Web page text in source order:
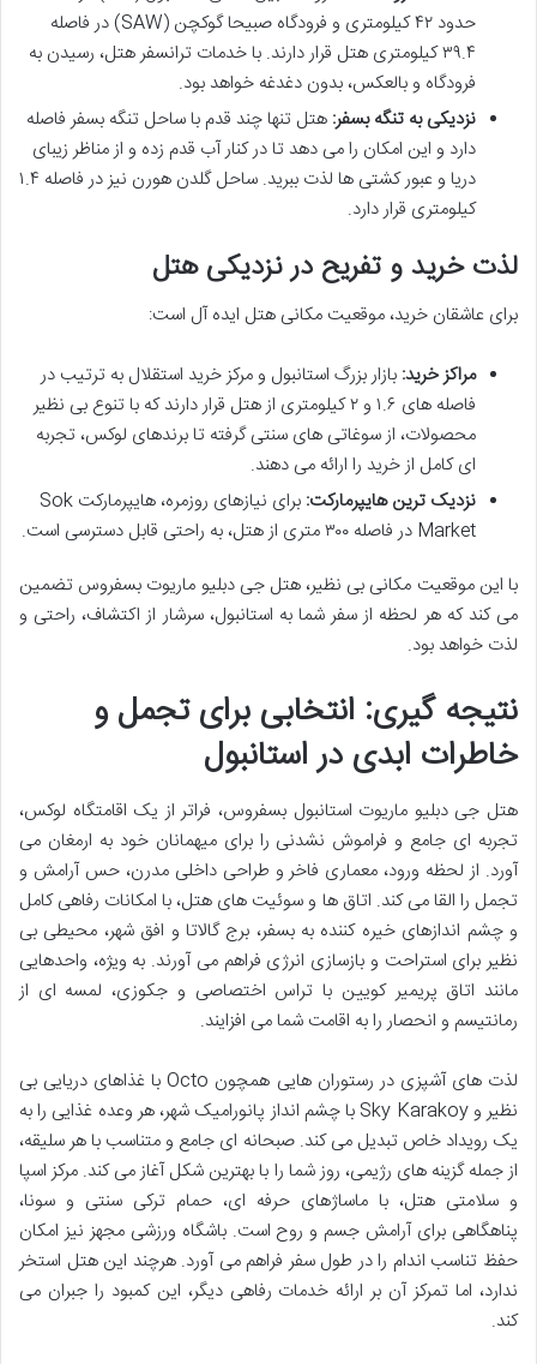
حدود ۴۲ کیلومتری و فرودگاه صبیحا گوکچن (SAW) در فاصله
۳۹.۴ کیلومتری هتل قرار دارند. با خدمات ترانسفر هتل، رسیدن به
فرودگاه و بالعکس، بدون دغدغه خواهد بود.
نزدیکی به تنگه بسفر: هتل تنها چند قدم با ساحل تنگه بسفر فاصله
دارد و این امکان را می دهد تا در کنار آب قدم زده و از مناظر زیبای
دریا و عبور کشتی ها لذت ببرید. ساحل گلدن هورن نیز در فاصله ۱.۴
کیلومتری قرار دارد.
لذت خرید و تفریح در نزدیکی هتل
برای عاشقان خرید، موقعیت مکانی هتل ایده آل است:
مراکز خرید: بازار بزرگ استانبول و مرکز خرید استقلال به ترتیب در
فاصله های ۱.۶ و ۲ کیلومتری از هتل قرار دارند که با تنوع بی نظیر
محصولات، از سوغاتی های سنتی گرفته تا برندهای لوکس، تجربه
ای کامل از خرید را ارائه می دهند.
نزدیک ترین هایپرمارکت:
برای نیازهای روزمره، هایپرمارکت Sok
Market در فاصله ۳۰۰ متری از هتل، به راحتی قابل دسترسی است.
با این موقعیت مکانی بی نظیر، هتل جی دبلیو ماریوت بسفروس تضمین
می کند که هر لحظه از سفر شما به استانبول، سرشار از اکتشاف، راحتی و
لذت خواهد بود.
نتیجه گیری: انتخابی برای تجمل و
خاطرات ابدی در استانبول
هتل جی دبلیو ماریوت استانبول بسفروس، فراتر از یک اقامتگاه لوکس،
تجربه ای جامع و فراموش نشدنی را برای میهمانان خود به ارمغان می
آورد. از لحظه ورود، معماری فاخر و طراحی داخلی مدرن، حس آرامش و
تجمل را القا می کند. اتاق ها و سوئیت های هتل، با امکانات رفاهی کامل
و چشم اندازهای خیره کننده به بسفر، برج گالاتا و افق شهر، محیطی بی
نظیر برای استراحت و بازسازی انرژی فراهم می آورند. به ویژه، واحدهایی
مانند اتاق پریمیر کویین با تراس اختصاصی و جکوزی، لمسه ای از
رمانتیسم و انحصار را به اقامت شما می افزایند.
لذت های آشپزی در رستوران هایی همچون Octo با غذاهای دریایی بی
نظیر و Sky Karakoy با چشم انداز پانورامیک شهر، هر وعده غذایی را به
یک رویداد خاص تبدیل می کند. صبحانه ای جامع و متناسب با هر سلیقه،
از جمله گزینه های رژیمی، روز شما را با بهترین شکل آغاز می کند. مرکز اسپا
و سلامتی هتل، با ماساژهای حرفه ای، حمام ترکی سنتی و سونا،
پناهگاهی برای آرامش جسم و روح است. باشگاه ورزشی مجهز نیز امکان
حفظ تناسب اندام را در طول سفر فراهم می آورد. هرچند این هتل استخر
ندارد، اما تمرکز آن بر ارائه خدمات رفاهی دیگر، این کمبود را جبران می
کند.